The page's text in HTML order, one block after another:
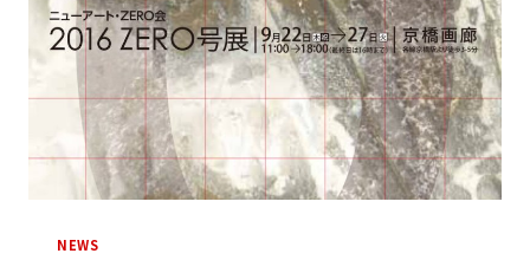
「2016・
ZERO
号
展」
開
催
NEWS